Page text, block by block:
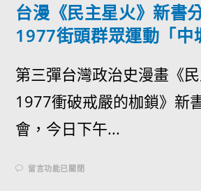
台漫《民主星火》新書
1977街頭群眾運動「中
第三彈台灣政治史漫畫《民
1977衝破戒嚴的枷鎖》新
會，今日下午...
留言功能已關閉